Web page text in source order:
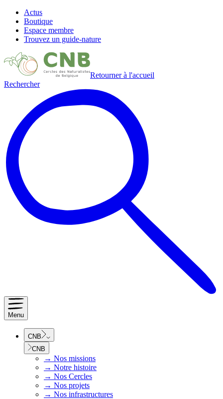
Actus
Boutique
Espace membre
Trouvez un guide-nature
Retourner à l'accueil
Rechercher
Menu
CNB
CNB
→ Nos missions
→ Notre histoire
→ Nos Cercles
→ Nos projets
→ Nos infrastructures